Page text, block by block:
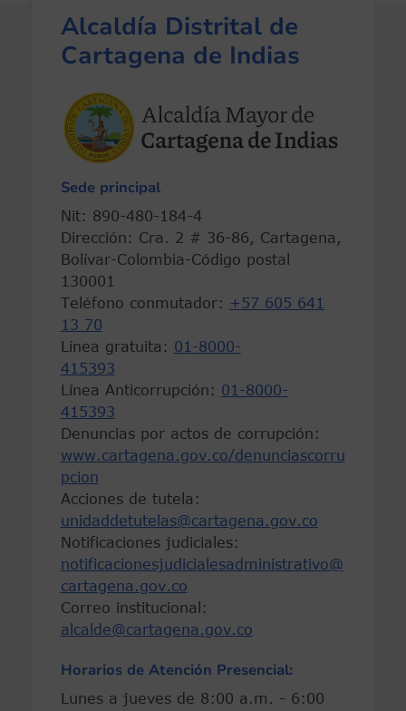
Alcaldía Distrital de
Cartagena de Indias
Sede principal
Nit: 890-480-184-4
Dirección: Cra. 2 # 36-86, Cartagena,
Bolívar-Colombia-Código postal
130001
Teléfono conmutador: +57 605 641
13 70
Línea gratuita: 01-8000-
415393
Línea Anticorrupción: 01-8000-
415393
Denuncias por actos de corrupción:
www.cartagena.gov.co/denunciascorru
pcion
Acciones de tutela:
unidaddetutelas@cartagena.gov.co
Notificaciones judiciales:
notificacionesjudicialesadministrativo@
cartagena.gov.co
Correo institucional:
alcalde@cartagena.gov.co
Horarios de Atención Presencial:
Lunes a jueves de 8:00 a.m. - 6:00